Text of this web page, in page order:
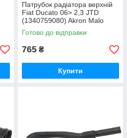
Патрубок радіатора верхній
Fiat Ducato 06> 2,3 JTD
(1340759080) Akron Malo
MA153198A
Готово до відправки
765 ₴
Купити